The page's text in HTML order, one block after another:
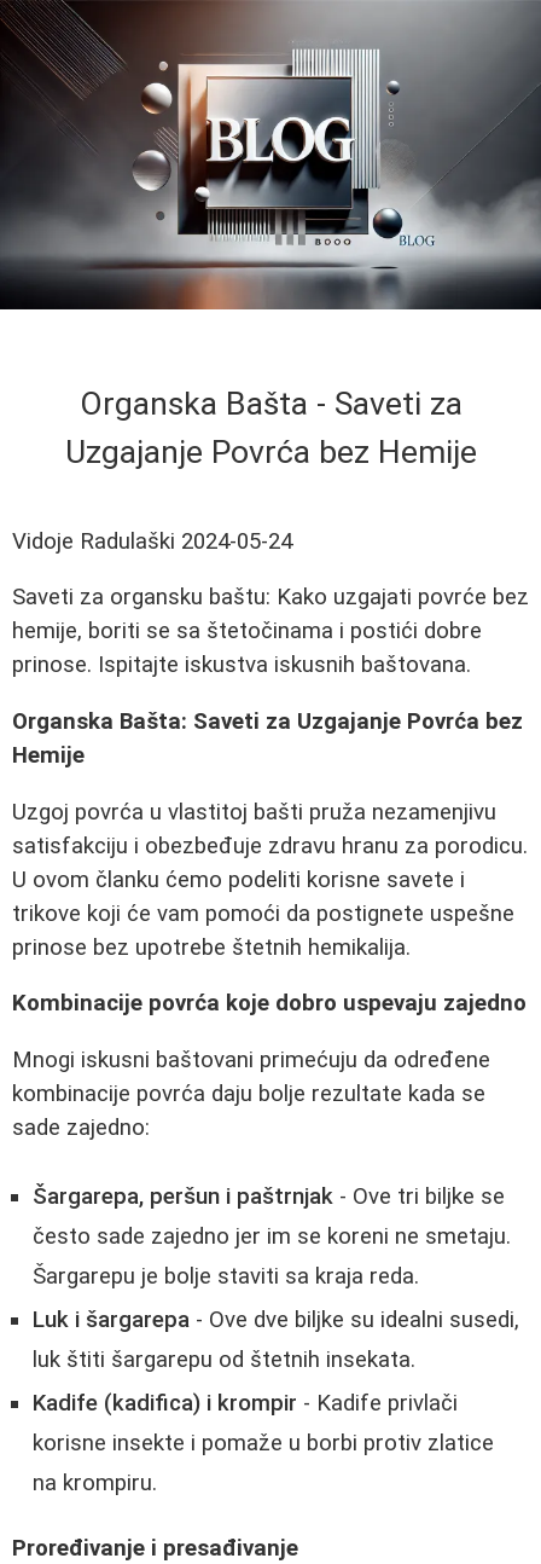
Organska Bašta - Saveti za
Uzgajanje Povrća bez Hemije
Vidoje Radulaški 2024-05-24
Saveti za organsku baštu: Kako uzgajati povrće bez
hemije, boriti se sa štetočinama i postići dobre
prinose. Ispitajte iskustva iskusnih baštovana.
Organska Bašta: Saveti za Uzgajanje Povrća bez
Hemije
Uzgoj povrća u vlastitoj bašti pruža nezamenjivu
satisfakciju i obezbeđuje zdravu hranu za porodicu.
U ovom članku ćemo podeliti korisne savete i
trikove koji će vam pomoći da postignete uspešne
prinose bez upotrebe štetnih hemikalija.
Kombinacije povrća koje dobro uspevaju zajedno
Mnogi iskusni baštovani primećuju da određene
kombinacije povrća daju bolje rezultate kada se
sade zajedno:
Šargarepa, peršun i paštrnjak - Ove tri biljke se
često sade zajedno jer im se koreni ne smetaju.
Šargarepu je bolje staviti sa kraja reda.
Luk i šargarepa - Ove dve biljke su idealni susedi,
luk štiti šargarepu od štetnih insekata.
Kadife (kadifica) i krompir - Kadife privlači
korisne insekte i pomaže u borbi protiv zlatice
na krompiru.
Proređivanje i presađivanje